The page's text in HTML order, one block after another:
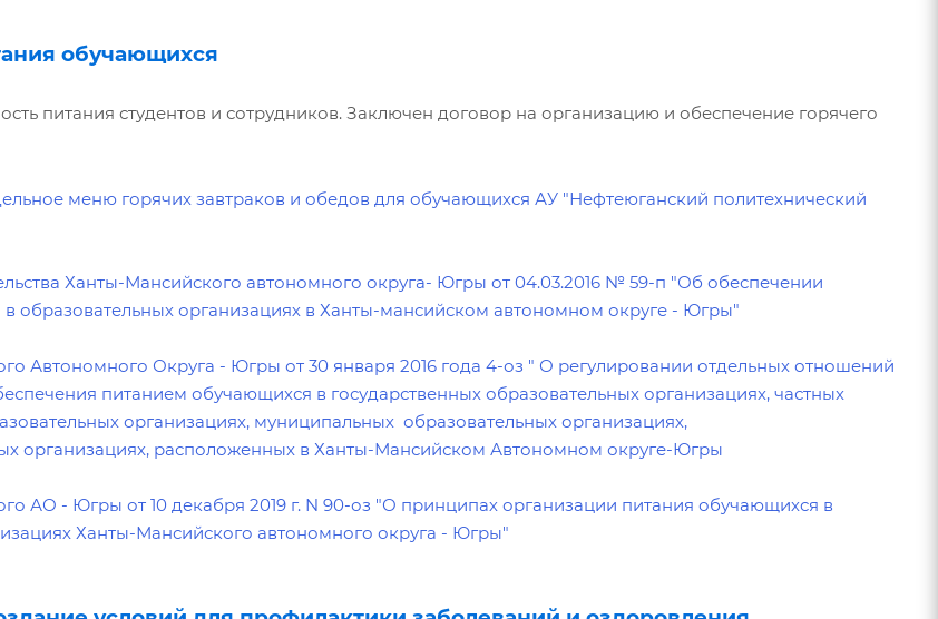
обучающихся
питания студентов и сотрудников. Заключен договор на организацию и обеспечение горячего
меню горячих завтраков и обедов для обучающихся АУ "Нефтеюганский политехнический
Ханты-Мансийского автономного округа- Югры от 04.03.2016 № 59-п "Об обеспечении
образовательных организациях в Ханты-мансийском автономном округе - Югры"
Автономного Округа - Югры от 30 января 2016 года 4-оз " О регулировании отдельных отношений
питанием обучающихся в государственных образовательных организациях, частных
организациях, муниципальных образовательных организациях,
организациях, расположенных в Ханты-Мансийском Автономном округе-Югры
АО - Югры от 10 декабря 2019 г. N 90-оз "О принципах организации питания обучающихся в
Ханты-Мансийского автономного округа - Югры"